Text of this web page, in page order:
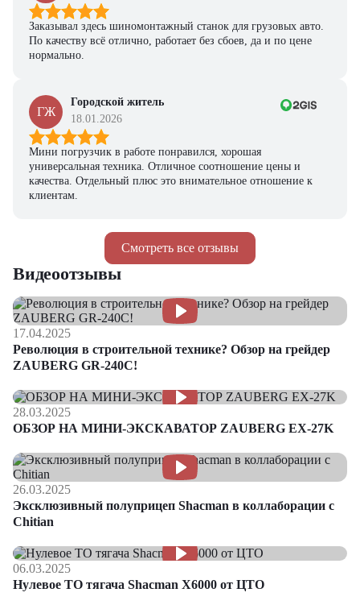
Смотреть все отзывы
Заказывал здесь шиномонтажный станок для грузовых авто.
По качеству всё отлично, работает без сбоев, да и по цене
нормально.
ГЖ
Городской житель
18.01.2026
Мини погрузчик в работе понравился, хорошая
универсальная техника. Отличное соотношение цены и
качества. Отдельный плюс это внимательное отношение к
клиентам.
Видеоотзывы
17.04.2025
Революция в строительной технике? Обзор на грейдер
ZAUBERG GR-240C!
28.03.2025
ОБЗОР НА МИНИ-ЭКСКАВАТОР ZAUBERG EX-27K
26.03.2025
Эксклюзивный полуприцеп Shacman в коллаборации с
Chitian
06.03.2025
Нулевое ТО тягача Shacman Х6000 от ЦТО